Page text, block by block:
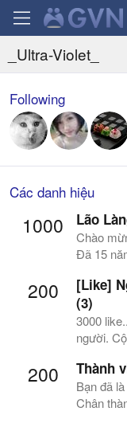
_Ultra-Violet_
Following
Các danh hiệu
1000 Lão
Chào
Đã 15
200
[Like]
(3)
3000
người.
200 Thành
Bạn đã
Chân